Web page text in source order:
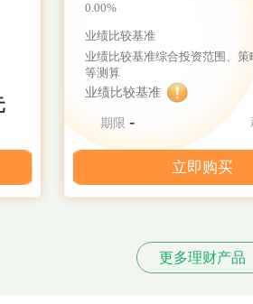
0.00%
业绩比较基准
业绩比较基准综合投资范围、策
等测算
业绩比较基准
期限 -
立即购买
更多理财产品